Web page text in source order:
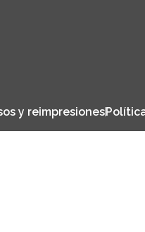
y reimpresiones